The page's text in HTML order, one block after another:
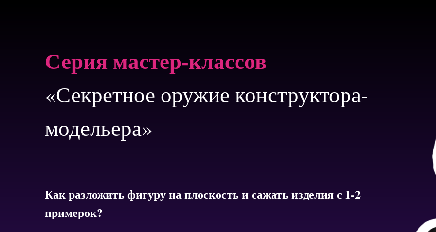
Серия мастер-классов
«Секретное оружие конструктора-
модельера»
Как разложить фигуру на плоскость и сажать изделия с 1-2
примерок?